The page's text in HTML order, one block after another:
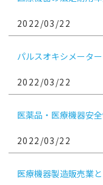
2022/03/22
パルスオキシメータ
2022/03/22
医薬品・医療機器安
2022/03/22
医療機器製造販売業